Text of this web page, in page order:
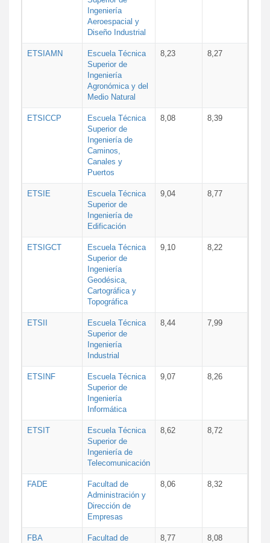
Ingeniería
Aeroespacial y
Diseño Industrial
ETSIAMN
Escuela Técnica
Superior de
Ingeniería
Agronómica y del
Medio Natural
8,23 8,27
ETSICCP
Escuela Técnica
Superior de
Ingeniería de
Caminos,
Canales y
Puertos
8,08 8,39
ETSIE
Escuela Técnica
Superior de
Ingeniería de
Edificación
9,04 8,77
ETSIGCT
Escuela Técnica
Superior de
Ingeniería
Geodésica,
Cartográfica y
Topográfica
9,10 8,22
ETSII
Escuela Técnica
Superior de
Ingeniería
Industrial
8,44 7,99
ETSINF
Escuela Técnica
Superior de
Ingeniería
Informática
9,07 8,26
ETSIT
Escuela Técnica
Superior de
Ingeniería de
Telecomunicación
8,62 8,72
FADE
Facultad de
Administración y
Dirección de
Empresas
8,06 8,32
FBA
Facultad de
8,77 8,08